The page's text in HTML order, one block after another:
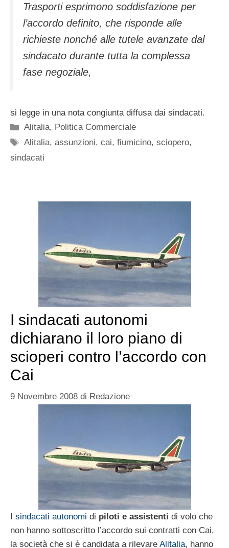
Trasporti esprimono soddisfazione per
l’accordo definito, che risponde alle
richieste nonché alle tutele avanzate dal
sindacato durante tutta la complessa
fase negoziale,
si legge in una nota congiunta diffusa dai sindacati.
Categorie
Alitalia, Politica Commerciale
Tag
Alitalia,assunzioni,cai,fiumicino,sciopero,
sindacati
I sindacati autonomi
dichiarano il loro piano di
scioperi contro l’accordo con
Cai
9 Novembre 2008 di Redazione
I sindacati autonomi di piloti e assistenti di volo che
non hanno sottoscritto l’accordo sui contratti con Cai,
la società che si è candidata a rilevare Alitalia, hanno